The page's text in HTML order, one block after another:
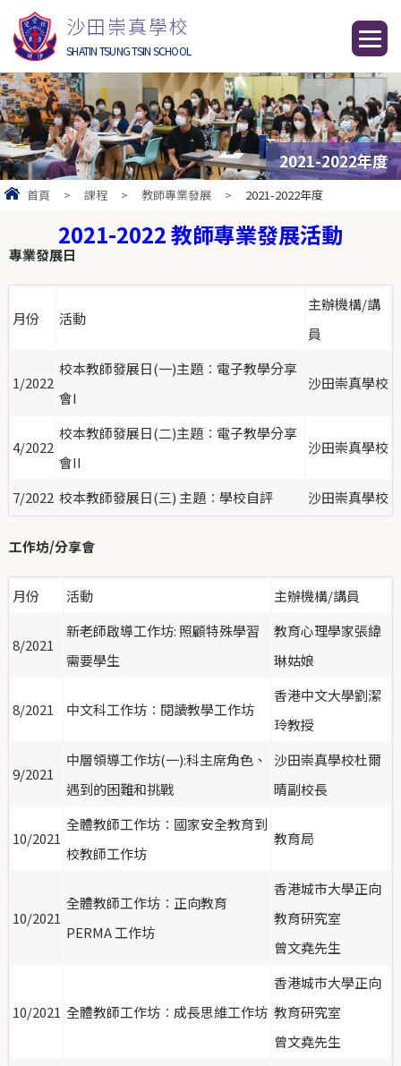
沙田崇真學校
SHATIN TSUNG TSIN SCHOOL
2021-2022年度
首頁 > 課程 > 教師專業發展 > 2021-2022年度
2021-2022 教師專業發展活動
專業發展日
月份 活動
主辦機構/講
員
1/2022
校本教師發展日(一)主題︰電子教學分享
會I
沙田崇真學校
4/2022
校本教師發展日(二)主題︰電子教學分享
會II
沙田崇真學校
7/2022 校本教師發展日(三) 主題︰學校自評 沙田崇真學校
工作坊/分享會
月份 活動 主辦機構/講員
8/2021
新老師啟導工作坊: 照顧特殊學習
需要學生
教育心理學家張緯
琳姑娘
8/2021 中文科工作坊︰閱讀教學工作坊
香港中文大學劉潔
玲教授
9/2021
中層領導工作坊(一):科主席角色、
遇到的困難和挑戰
沙田崇真學校杜爾
晴副校長
10/2021
全體教師工作坊︰ 國家安全教育到
校教師工作坊
教育局
10/2021
全體教師工作坊︰正向教育
PERMA 工作坊
香港城市大學正向
教育研究室
曾文堯先生
10/2021 全體教師工作坊︰ 成長思維工作坊
香港城市大學正向
教育研究室
曾文堯先生